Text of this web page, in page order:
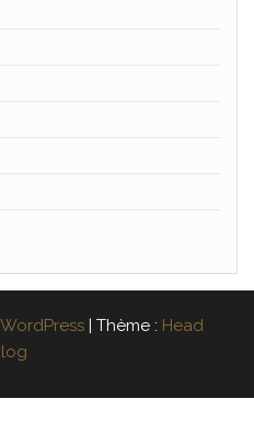
WordPress | Thème : Head